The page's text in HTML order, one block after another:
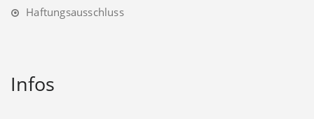
Haftungsausschluss
Infos